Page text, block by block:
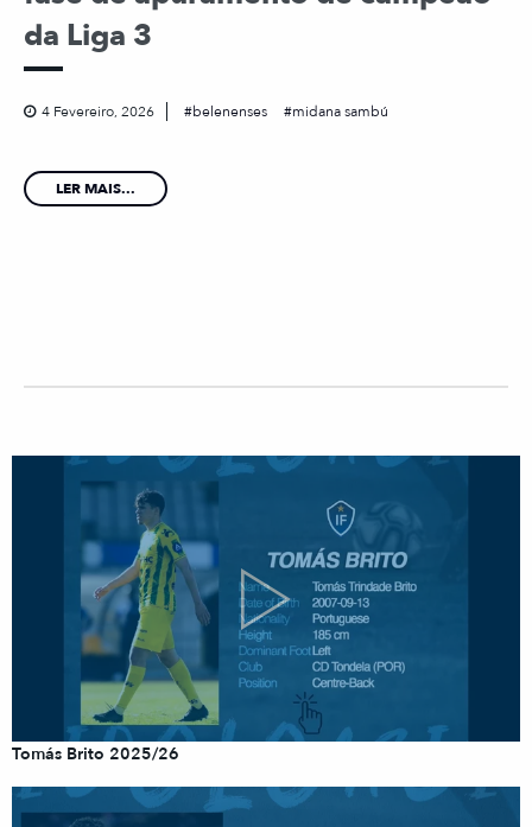
da Liga 3
4 Fevereiro, 2026 belenenses midana sambú
LER MAIS...
Tomás Brito 2025/26